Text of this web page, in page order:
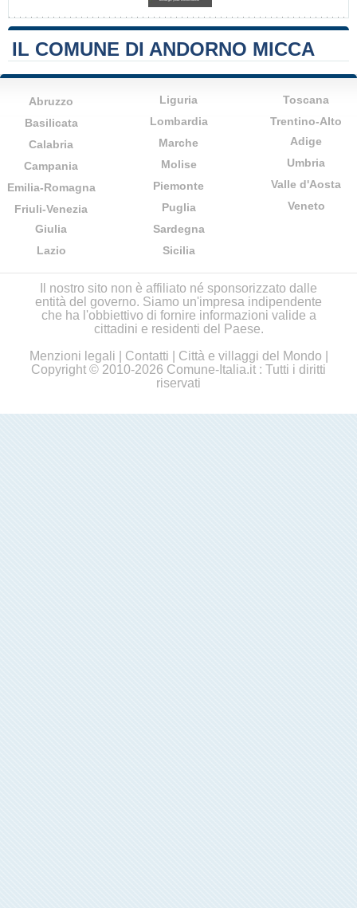
IL COMUNE DI ANDORNO MICCA
Abruzzo
Basilicata
Calabria
Campania
Emilia-Romagna
Friuli-Venezia
Giulia
Lazio
Liguria
Lombardia
Marche
Molise
Piemonte
Puglia
Sardegna
Sicilia
Toscana
Trentino-Alto
Adige
Umbria
Valle d'Aosta
Veneto
Il nostro sito non è affiliato né sponsorizzato dalle
entità del governo. Siamo un'impresa indipendente
che ha l'obbiettivo di fornire informazioni valide a
cittadini e residenti del Paese.
Menzioni legali
Contatti Città e villaggi del Mondo
Copyright © 2010-2026 Comune-Italia.it : Tutti i diritti
riservati